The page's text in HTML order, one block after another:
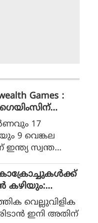
Games :
മെഡ
നാലാമത്
17
9 വെങ്കല
സ്വന്ത
കഴിയും:
മന്ത്രി
വെല്ലുവിളിക
ഇനി അതിന്